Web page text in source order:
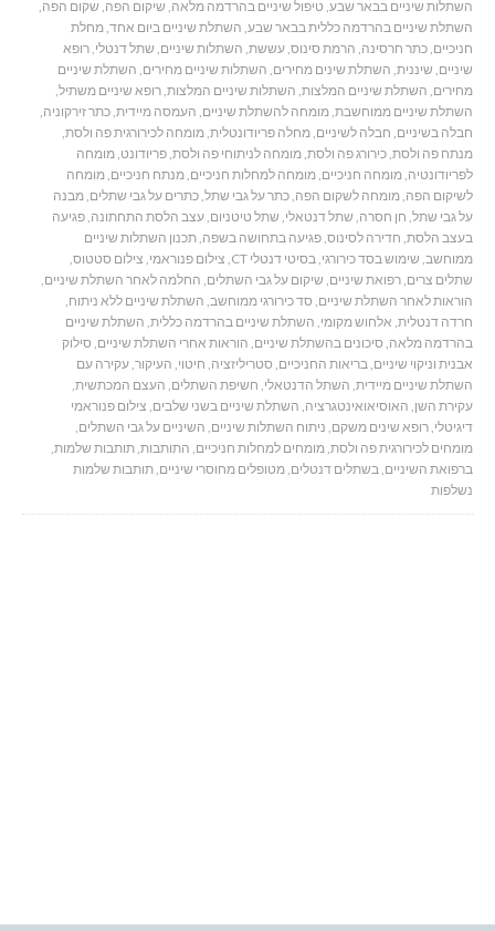
השתלות שיניים בבאר שבע, טיפול שיניים בהרדמה מלאה, שיקום הפה, שקום הפה,
השתלת שיניים בהרדמה כללית בבאר שבע, השתלת שיניים ביום אחד,מחלת
חניכיים,כתר חרסינה, הרמת סינוס,עששת, השתלות שיניים, שתל דנטלי,רופא
שיניים, שיננית, השתלת שינים מחירים, השתלות שיניים מחירים, השתלת שיניים
מחירים, השתלת שיניים המלצות, השתלות שיניים המלצות,רופא שיניים משתיל,
השתלת שיניים ממוחשבת,מומחה להשתלת שיניים, העמסה מיידית,כתר זירקוניה,
חבלה בשיניים, חבלה לשיניים,מחלה פריודונטלית,מומחה לכירורגית פה ולסת,
מנתח פה ולסת,כירורג פה ולסת,מומחה לניתוחי פה ולסת,פריודונט,מומחה
לפריודונטיה,מומחה חניכיים,מומחה למחלות חניכיים,מנתח חניכיים,מומחה
לשיקום הפה,מומחה לשקום הפה,כתר על גבי שתל,כתרים על גבי שתלים,מבנה
על גבי שתל, חן חסרה, שתל דנטאלי, שתל טיטניום,עצב הלסת התחתונה,פגיעה
בעצב הלסת, חדירה לסינוס,פגיעה בתחושה בשפה,תכנון השתלות שיניים
ממוחשב, שימוש בסד כירורגי,בסיטי דנטלי CT , צילום פנוראמי, צילום סטטוס,
שתלים צרים,רפואת שיניים, שיקום על גבי השתלים, החלמה לאחר השתלת שיניים,
הוראות לאחר השתלת שיניים, סד כירורגי ממוחשב, השתלת שיניים ללא ניתוח,
חרדה דנטלית, אלחוש מקומי, השתלת שיניים בהרדמה כללית, השתלת שיניים
בהרדמה מלאה, סיכונים בהשתלת שיניים, הוראות אחרי השתלת שיניים, סילוק
אבנית וניקוי שיניים,בריאות החניכיים, סטריליזציה, חיטוי, העיקור,עקירה עם
השתלת שיניים מיידית, השתל הדנטאלי, חשיפת השתלים, העצם המכתשית,
עקירת השן, האוסיאואינטגרציה, השתלת שיניים בשני שלבים, צילום פנוראמי
דיגיטלי,רופא שינים משקם, ניתוח השתלות שיניים, השיניים על גבי השתלים,
מומחים לכירורגית פה ולסת,מומחים למחלות חניכיים, התותבות,תותבות שלמות,
ברפואת השיניים,בשתלים דנטלים,מטופלים מחוסרי שיניים,תותבות שלמות
נשלפות